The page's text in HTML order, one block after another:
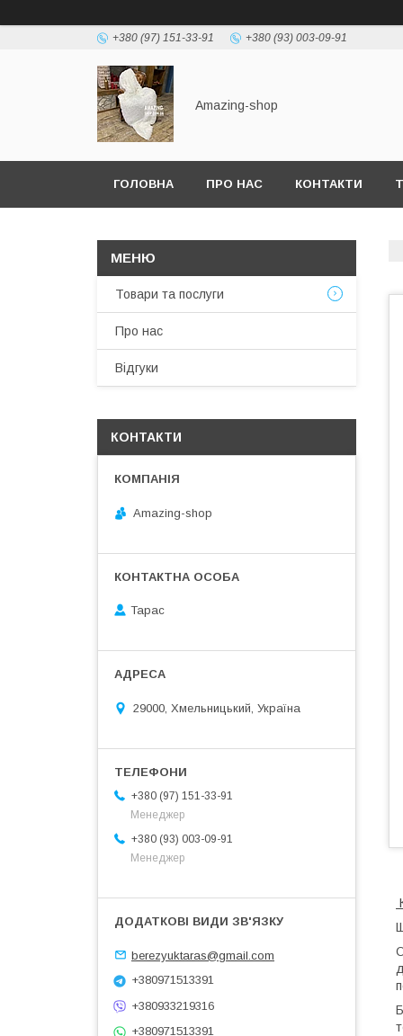
+380 (97) 151-33-91 +380 (93) 003-09-91
Amazing-shop
ГОЛОВНА ПРО НАС КОНТАКТИ
Товари та послуги
Про нас
Відгуки
КОНТАКТИ
Amazing-shop
Тарас
29000, Хмельницький, Україна
+380 (97) 151-33-91
Менеджер
+380 (93) 003-09-91
Менеджер
berezyuktaras@gmail.com
+380971513391
+380933219316
+380971513391